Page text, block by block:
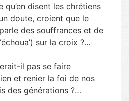
qu’en disent les chrétiens
doute, croient que le
des souffrances et de
sur la croix ?…
il pas se faire
et renier la foi de nos
des générations ?…